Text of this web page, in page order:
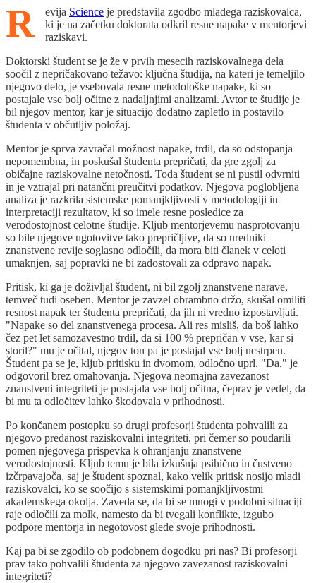
R evija Science je predstavila zgodbo mladega raziskovalca,
ki je na začetku doktorata odkril resne napake v mentorjevi
raziskavi.
Doktorski študent se je že v prvih mesecih raziskovalnega dela
soočil z nepričakovano težavo: ključna študija, na kateri je temeljilo
njegovo delo, je vsebovala resne metodološke napake, ki so
postajale vse bolj očitne z nadaljnjimi analizami. Avtor te študije je
bil njegov mentor, kar je situacijo dodatno zapletlo in postavilo
študenta v občutljiv položaj.
Mentor je sprva zavračal možnost napake, trdil, da so odstopanja
nepomembna, in poskušal študenta prepričati, da gre zgolj za
običajne raziskovalne netočnosti. Toda študent se ni pustil odvrniti
in je vztrajal pri natančni preučitvi podatkov. Njegova poglobljena
analiza je razkrila sistemske pomanjkljivosti v metodologiji in
interpretaciji rezultatov, ki so imele resne posledice za
verodostojnost celotne študije. Kljub mentorjevemu nasprotovanju
so bile njegove ugotovitve tako prepričljive, da so uredniki
znanstvene revije soglasno odločili, da mora biti članek v celoti
umaknjen, saj popravki ne bi zadostovali za odpravo napak.
Pritisk, ki ga je doživljal študent, ni bil zgolj znanstvene narave,
temveč tudi oseben. Mentor je zavzel obrambno držo, skušal omiliti
resnost napak ter študenta prepričati, da jih ni vredno izpostavljati.
"Napake so del znanstvenega procesa. Ali res misliš, da boš lahko
čez pet let samozavestno trdil, da si 100 % prepričan v vse, kar si
storil?" mu je očital, njegov ton pa je postajal vse bolj nestrpen.
Študent pa se je, kljub pritisku in dvomom, odločno uprl. "Da," je
odgovoril brez omahovanja. Njegova neomajna zavezanost
znanstveni integriteti je postajala vse bolj očitna, čeprav je vedel, da
bi mu ta odločitev lahko škodovala v prihodnosti.
Po končanem postopku so drugi profesorji študenta pohvalili za
njegovo predanost raziskovalni integriteti, pri čemer so poudarili
pomen njegovega prispevka k ohranjanju znanstvene
verodostojnosti. Kljub temu je bila izkušnja psihično in čustveno
izčrpavajoča, saj je študent spoznal, kako velik pritisk nosijo mladi
raziskovalci, ko se soočijo s sistemskimi pomanjkljivostmi
akademskega okolja. Zaveda se, da bi se mnogi v podobni situaciji
raje odločili za molk, namesto da bi tvegali konflikte, izgubo
podpore mentorja in negotovost glede svoje prihodnosti.
Kaj pa bi se zgodilo ob podobnem dogodku pri nas? Bi profesorji
prav tako pohvalili študenta za njegovo zavezanost raziskovalni
integriteti?